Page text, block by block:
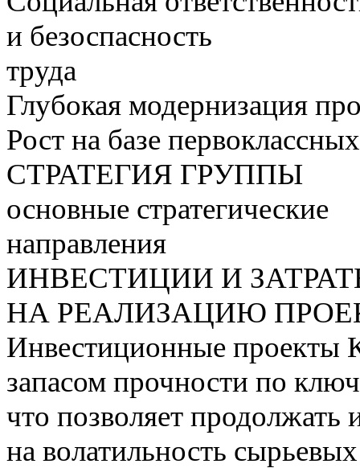
и безоспасность
труда
Глубокая модернизация
Рост на базе
СТРАТЕГИЯ ГРУППЫ
основные стратегические
направления
ИНВЕСТИЦИИ И
НА РЕАЛИЗАЦИЮ
Инвестиционные проекты
запасом прочности по
что позволяет продолжать
на волатильность